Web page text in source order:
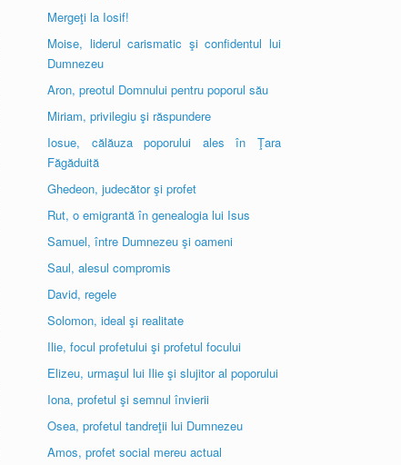
Mergeţi la Iosif!
Moise, liderul carismatic şi confidentul lui
Dumnezeu
Aron, preotul Domnului pentru poporul său
Miriam, privilegiu şi răspundere
Iosue, călăuza poporului ales în Ţara
Făgăduită
Ghedeon, judecător şi profet
Rut, o emigrantă în genealogia lui Isus
Samuel, între Dumnezeu şi oameni
Saul, alesul compromis
David, regele
Solomon, ideal şi realitate
Ilie, focul profetului şi profetul focului
Elizeu, urmaşul lui Ilie şi slujitor al poporului
Iona, profetul şi semnul învierii
Osea, profetul tandreţii lui Dumnezeu
Amos, profet social mereu actual